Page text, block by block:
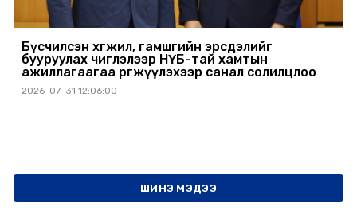
Бүсчилсэн хөгжил, гамшгийн эрсдэлийг
бууруулах чиглэлээр НҮБ-тай хамтын
ажиллагаагаа өргөжүүлэхээр санал солилцлоо
2026-07-31 12:06:00
ШИНЭ МЭДЭЭ